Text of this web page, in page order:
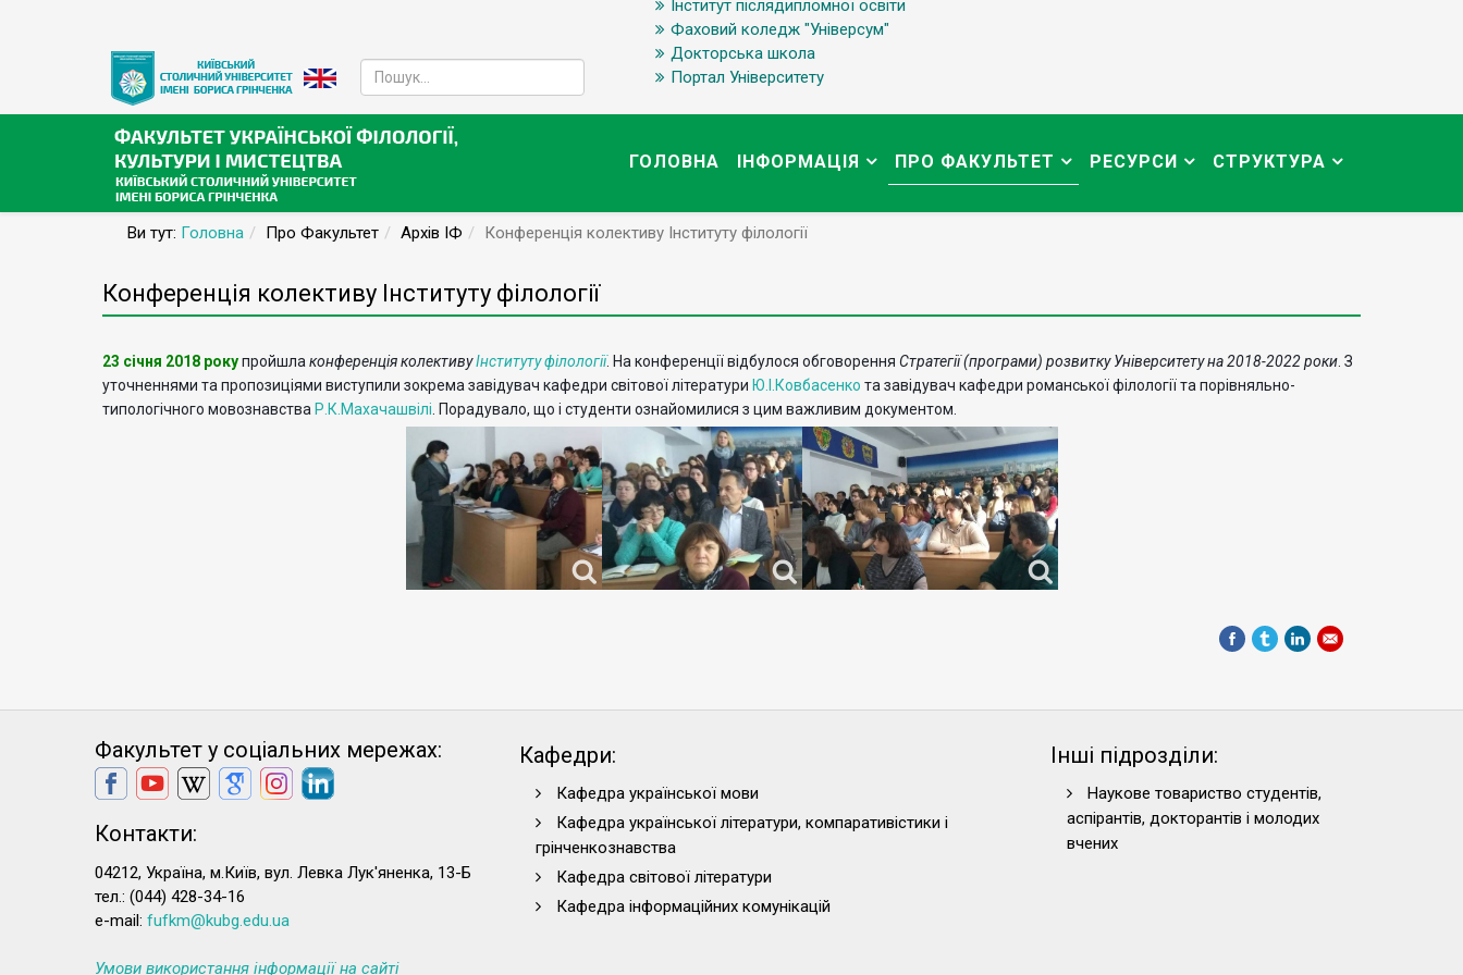
Інститут післядипломної освіти
Фаховий коледж "Універсум"
Докторська школа
Портал Університету
ГОЛОВНА ІНФОРМАЦІЯ ПРО ФАКУЛЬТЕТ РЕСУРСИ СТРУКТУРА
Ви тут: Головна Про Факультет Архів ІФ Конференція колективу Інституту філології
Конференція колективу Інституту філології
23 січня 2018 рокупройшла конференціяколективуІнституту філології. На конференції відбулося обговорення Стратегії (програми) розвитку Університету на 2018-2022 роки . З
уточненнями та пропозиціями виступили зокрема завідувач кафедри світової літератури Ю.І.Ковбасенко та завідувач кафедри романської філології та порівняльно-
типологічного мовознавства Р.К.Махачашвілі . Порадувало, що і студенти ознайомилися з цим важливим документом.
Факультет у соціальних мережах:
Контакти:
04212, Україна, м.Київ, вул. Левка Лук'яненка, 13-Б
тел.: (044) 428-34-16
e-mail: fufkm@kubg.edu.ua
Кафедри:
Кафедра української мови
Кафедра української літератури, компаративістики і
грінченкознавства
Кафедра світової літератури
Кафедра інформаційних комунікацій
Інші підрозділи:
Наукове товариство студентів,
аспірантів, докторантів і молодих
вчених
Умови використання інформації на сайті